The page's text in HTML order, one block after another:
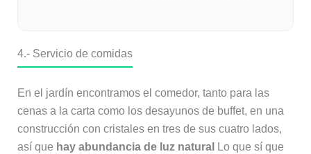
4.- Servicio de comidas
En el jardín encontramos el comedor, tanto para las
cenas a la carta como los desayunos de buffet, en una
construcción con cristales en tres de sus cuatro lados,
así que hay abundancia de luz natural
Lo que sí que